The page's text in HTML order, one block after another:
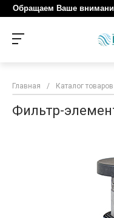
Обращаем Ваше
Главная / Каталог товаров
Фильтр-